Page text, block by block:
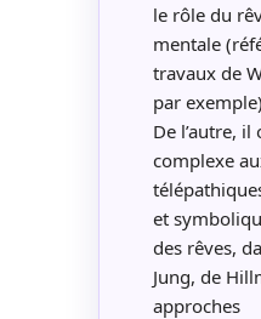
le rôle du
mentale
travaux de
par
De l’autre, il
complexe
et
des rêves,
Jung, de
approches